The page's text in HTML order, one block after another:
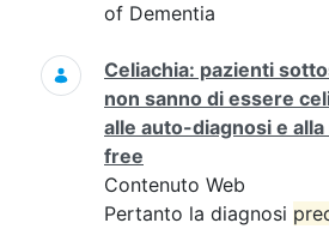
of Dementia
Celiachia: pazienti
non sanno di essere
alle auto-diagnosi e
free
Contenuto Web
Pertanto la diagnosi